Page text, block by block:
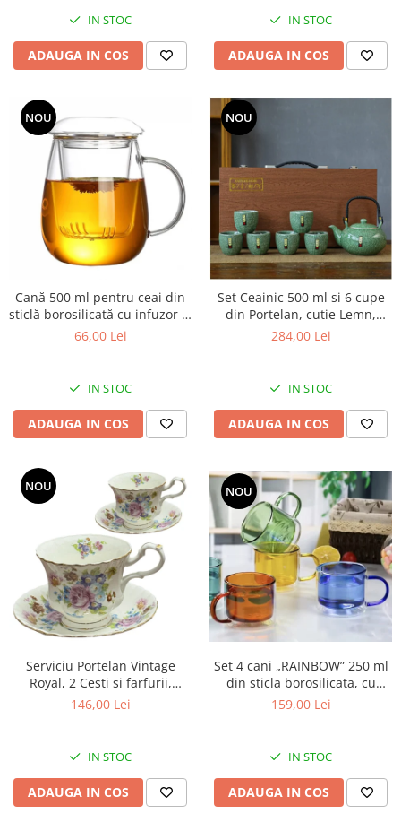
IN STOC
ADAUGA IN COS
IN STOC
ADAUGA IN COS
NOU
Cană 500 ml pentru ceai din
sticlă borosilicată cu infuzor și
capac
66,00 Lei
IN STOC
ADAUGA IN COS
NOU
Set Ceainic 500 ml si 6 cupe
din Portelan, cutie Lemn,
Verde
284,00 Lei
IN STOC
ADAUGA IN COS
NOU
Serviciu Portelan Vintage
Royal, 2 Cesti si farfurii,
SPRING BOUQUET
146,00 Lei
IN STOC
ADAUGA IN COS
NOU
Set 4 cani „RAINBOW” 250 ml
din sticla borosilicata, cu
perete dublu, multicolor
159,00 Lei
IN STOC
ADAUGA IN COS